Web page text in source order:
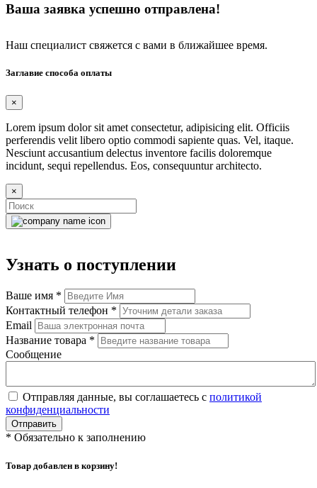
Ваша заявка успешно отправлена!
Наш специалист свяжется с вами в ближайшее время.
Заглавие способа оплаты
×
Lorem ipsum dolor sit amet consectetur, adipisicing elit. Officiis
perferendis velit libero optio commodi sapiente quas. Vel, itaque.
Nesciunt accusantium delectus inventore facilis doloremque
incidunt, sequi repellendus. Eos, consequuntur architecto.
×
Узнать о поступлении
Ваше имя *
Контактный телефон *
Email
Название товара *
Сообщение
Отправляя данные, вы соглашаетесь с политикой
конфиденциальности
Отправить
* Обязательно к заполнению
Товар добавлен в корзину!